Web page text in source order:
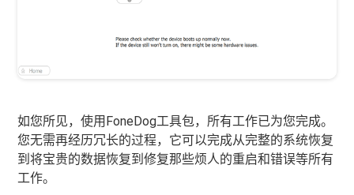
如您所见，使用FoneDog工具包，所有工作已为您完成。
您无需再经历冗长的过程，它可以完成从完整的系统恢复
到将宝贵的数据恢复到修复那些烦人的重启和错误等所有
工作。